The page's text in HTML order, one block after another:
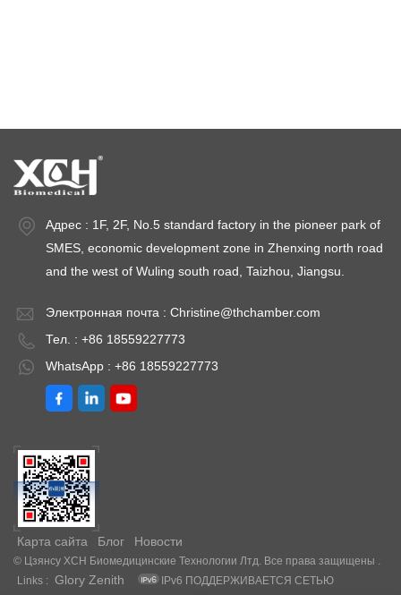
Адрес : 1F, 2F, No.5 standard factory in the pioneer park of
SMES, economic development zone in Zhenxing north road
and the west of Wuling south road, Taizhou, Jiangsu.
Электронная почта : Christine@thchamber.com
Тел. : +86 18559227773
WhatsApp : +86 18559227773
Карта сайта Блог Новости
© Цзянсу XCH Биомедицинские Технологии Лтд. Все права защищены .
Links :
Glory Zenith IPv6 ПОДДЕРЖИВАЕТСЯ СЕТЬЮ